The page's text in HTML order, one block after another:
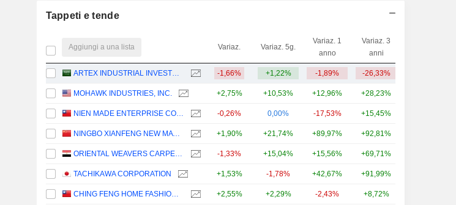
Tappeti e tende
Aggiungi a una lista Variaz. Variaz. 5g.
Variaz. 1
anno
Variaz. 3
anni
ARTEX INDUSTRIAL INVESTMENT COMPANY -1,66% +1,22% -1,89% -26,33%
MOHAWK INDUSTRIES, INC. +2,75% +10,53% +12,96% +28,23%
NIEN MADE ENTERPRISE CO., LTD. -0,26% 0,00% -17,53% +15,45%
NINGBO XIANFENG NEW MATERIAL CO.,LTD +1,90% +21,74% +89,97% +92,81%
ORIENTAL WEAVERS CARPETS COMPANY (S.A.E) -1,33% +15,04% +15,56% +69,71%
TACHIKAWA CORPORATION +1,53% -1,78% +42,67% +91,99%
CHING FENG HOME FASHIONS CO.,LTD +2,55% +2,29% -2,43% +8,72%